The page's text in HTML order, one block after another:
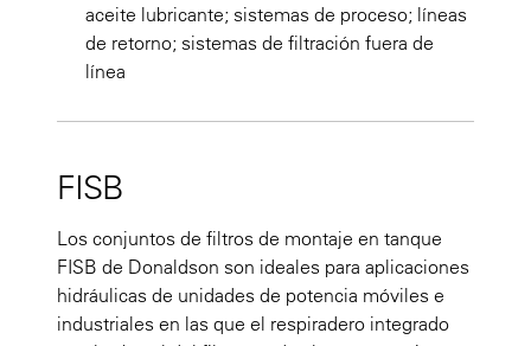
aceite lubricante; sistemas de proceso; líneas
de retorno; sistemas de filtración fuera de
línea
FISB
Los conjuntos de filtros de montaje en tanque
FISB de Donaldson son ideales para aplicaciones
hidráulicas de unidades de potencia móviles e
industriales en las que el respiradero integrado